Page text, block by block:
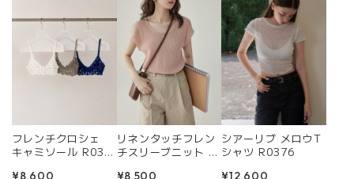
フレンチクロシェ
キャミソール R036
¥8,600
リネンタッチフレン
チスリーブニット R
¥8,500
シアーリブ メロウT
シャツ R0376
¥12,600